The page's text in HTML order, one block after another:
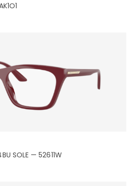
SOLE — 52611W